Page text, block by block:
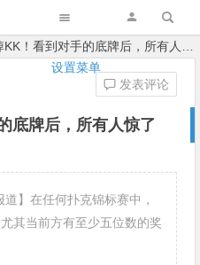
设置菜单
！看到对手的底牌后，所有人惊了
底牌后，所有人惊了
发表评论
道】在任何扑克锦标赛中，
其当前方有至少五位数的奖